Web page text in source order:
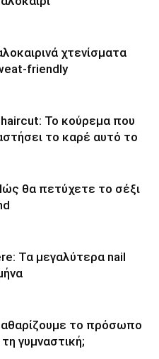
χτενίσματα
friendly
Το κούρεμα που
το καρέ αυτό το
θα πετύχετε το σέξι
Τα μεγαλύτερα nail
το πρόσωπο
γυμναστική;